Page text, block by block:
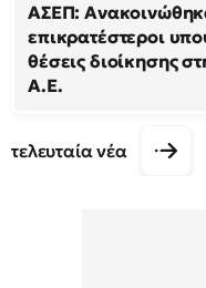
ΑΣΕΠ:
επικρατέστεροι
θέσεις διοίκησης
Α.Ε.
τελευταία νέα